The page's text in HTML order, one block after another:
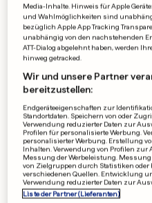
Media-Inhalte. Hinweis für Apple
und Wahlmöglichkeiten sind
bezüglich Apple App Tracking
unabhängig von den nachstehenden
ATT-Dialog abgelehnt haben, werden
hinweg getracked.
Wir und unsere Partner
bereitzustellen:
Endgeräteeigenschaften zur
Standortdaten. Speichern von oder
Verwendung reduzierter Daten zur
Profilen für personalisierte Werbung.
personalisierter Werbung. Erstellung
Inhalten. Verwendung von Profilen zur
Messung der Werbeleistung. Messung
von Zielgruppen durch Statistiken oder
verschiedenen Quellen. Entwicklung
Verwendung reduzierter Daten zur
Liste der Partner (Lieferanten)